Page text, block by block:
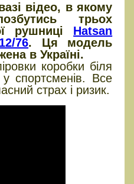
відео, в якому
трьох
рушниці Hatsan
76. Ця модель
в Україні.
коробки біля
у спортсменів. Все
страх і ризик.